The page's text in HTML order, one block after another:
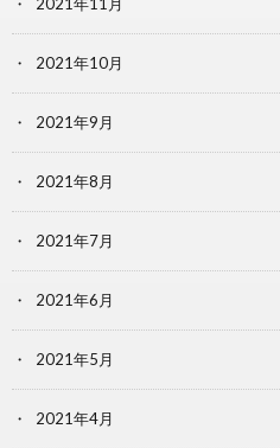
2021年10月
2021年9月
2021年8月
2021年7月
2021年6月
2021年5月
2021年4月